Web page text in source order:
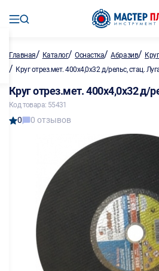
Главная/ Каталог/Оснастка/Абразив/
/ Круг отрез.мет. 400х4,0х32 д/рельс, стац.
Круг отрез.мет. 400х4,0х32 д/
Код товара: 55431
0 0 отзывов